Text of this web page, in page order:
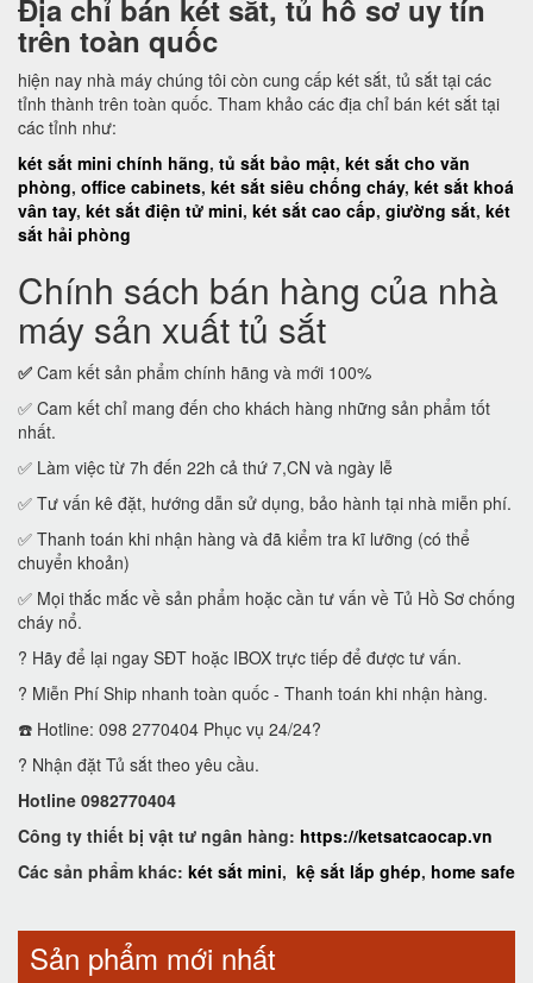
Địa chỉ bán két sắt, tủ hồ sơ uy tín
trên toàn quốc
hiện nay nhà máy chúng tôi còn cung cấp két sắt, tủ sắt tại các
tỉnh thành trên toàn quốc. Tham khảo các địa chỉ bán két sắt tại
các tỉnh như:
két sắt mini chính hãng, tủ sắt bảo mật, két sắt cho văn
phòng, office cabinets, két sắt siêu chống cháy, két sắt khoá
vân tay, két sắt điện tử mini, két sắt cao cấp, giường sắt, két
sắt hải phòng
Chính sách bán hàng của nhà
máy sản xuất tủ sắt
✅ Cam kết sản phẩm chính hãng và mới 100%
✅ Cam kết chỉ mang đến cho khách hàng những sản phẩm tốt
nhất.
✅ Làm việc từ 7h đến 22h cả thứ 7,CN và ngày lễ
✅ Tư vấn kê đặt, hướng dẫn sử dụng, bảo hành tại nhà miễn phí.
✅ Thanh toán khi nhận hàng và đã kiểm tra kĩ lưỡng (có thể
chuyển khoản)
✅ Mọi thắc mắc về sản phẩm hoặc cần tư vấn về Tủ Hồ Sơ chống
cháy nổ.
? Hãy để lại ngay SĐT hoặc IBOX trực tiếp để được tư vấn.
? Miễn Phí Ship nhanh toàn quốc - Thanh toán khi nhận hàng.
☎️ Hotline: 098 2770404 Phục vụ 24/24?
? Nhận đặt Tủ sắt theo yêu cầu.
Hotline 0982770404
Công ty thiết bị vật tư ngân hàng: https://ketsatcaocap.vn
Các sản phẩm khác: két sắt mini, kệ sắt lắp ghép, home safe
Sản phẩm mới nhất